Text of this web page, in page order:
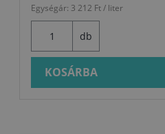
Egységár: 3 212 Ft / liter
db
KOSÁRBA